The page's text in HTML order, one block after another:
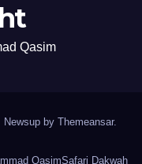
Qasim
Newsup by Themeansar.
QasimSafari Dakwah